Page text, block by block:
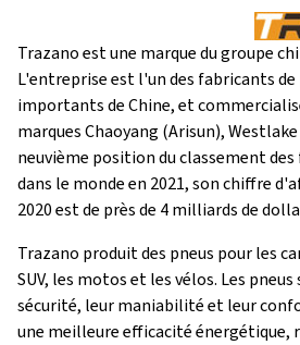
Trazano est une marque du groupe
L'entreprise est l'un des fabricants de
importants de Chine, et
marques Chaoyang (Arisun),
neuvième position du classement
dans le monde en 2021, son chiffre
2020 est de près de 4 milliards de
Trazano produit des pneus pour les
SUV, les motos et les vélos. Les
sécurité, leur maniabilité et leur
une meilleure efficacité énergétique,